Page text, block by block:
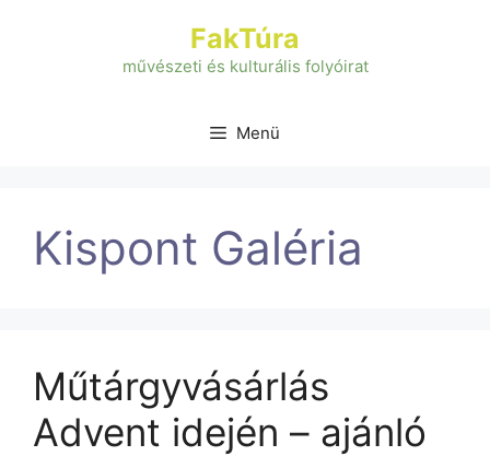
FakTúra
művészeti és kulturális folyóirat
Menü
Kispont Galéria
Műtárgyvásárlás
Advent idején – ajánló